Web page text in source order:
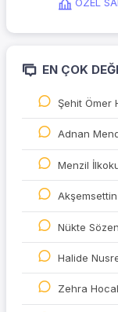
EN ÇOK
Şehit Ömer
Adnan
Menzil
Nükte
Halide
Zehra